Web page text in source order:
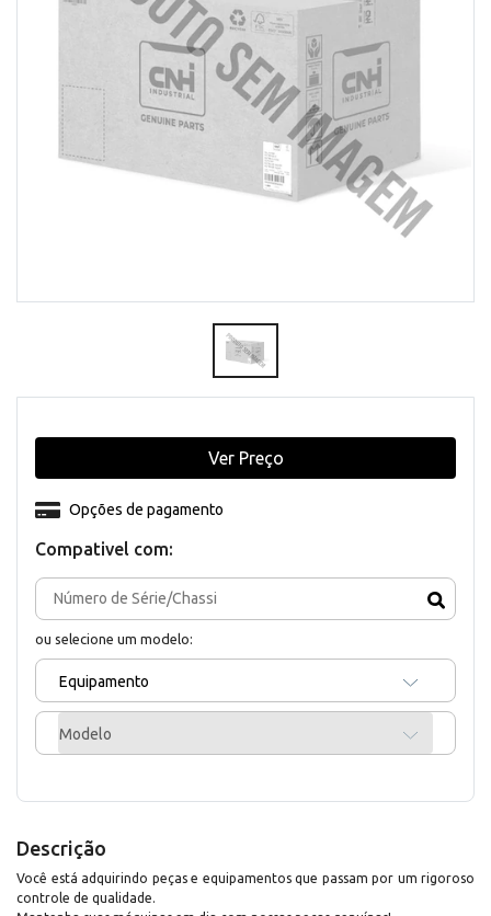
Compativel com:
ou selecione um modelo:
Equipamento
Modelo
Opções de pagamento
Ver Preço
Descrição
Você está adquirindo peças e equipamentos que passam por um rigoroso
controle de qualidade.